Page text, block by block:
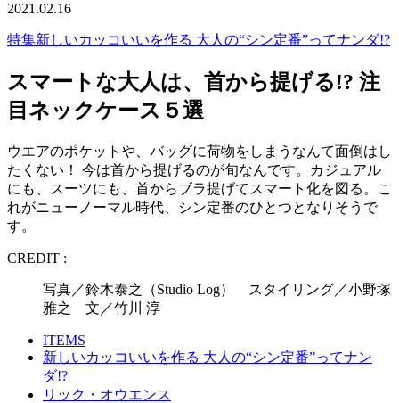
2021.02.16
特集新しいカッコいいを作る 大人の“シン定番”ってナンダ!?
スマートな大人は、首から提げる!? 注
目ネックケース５選
ウエアのポケットや、バッグに荷物をしまうなんて面倒はし
たくない！ 今は首から提げるのが旬なんです。カジュアル
にも、スーツにも、首からブラ提げてスマート化を図る。こ
れがニューノーマル時代、シン定番のひとつとなりそうで
す。
CREDIT :
写真／鈴木泰之（Studio Log） スタイリング／小野塚
雅之 文／竹川 淳
ITEMS
新しいカッコいいを作る 大人の“シン定番”ってナン
ダ!?
リック・オウエンス